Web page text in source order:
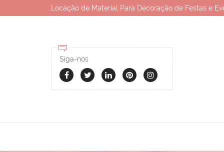
Locação de Material Para Decoração de Festas e
Siga-nos